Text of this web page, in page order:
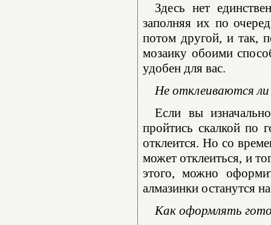
Здесь нет
заполняя их по
потом другой, и так,
мозаику обоими
удобен для вас.
Не отклеиваются ли
Если вы
пройтись скалкой по
отклеится. Но со
может отклеиться, и
этого, можно
алмазинки останутся
Как оформлять